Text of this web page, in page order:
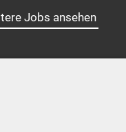
Jobs ansehen